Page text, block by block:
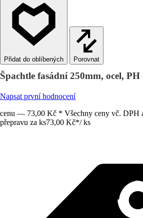
Porovnat
Špachtle fasádní 250mm, ocel,
Napsat první hodnocení
cenu — 73,00 Kč * Všechny ceny vč. DPH
přepravu za ks73,00 Kč*/ ks